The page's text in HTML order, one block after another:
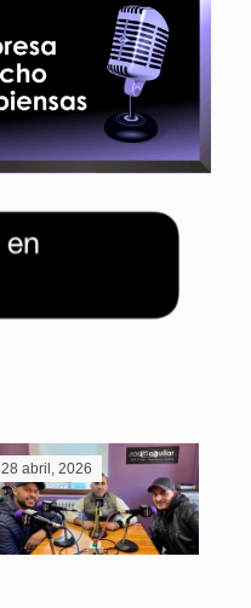
28 abril, 2026